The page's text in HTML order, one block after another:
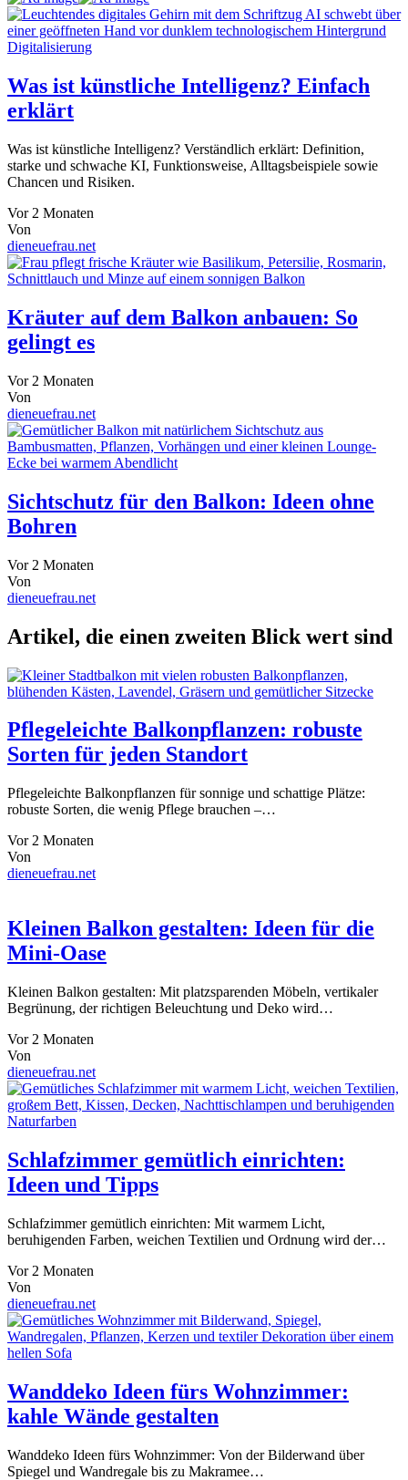
Digitalisierung
Was ist künstliche Intelligenz? Einfach
erklärt
Was ist künstliche Intelligenz? Verständlich erklärt: Definition,
starke und schwache KI, Funktionsweise, Alltagsbeispiele sowie
Chancen und Risiken.
Vor 2 Monaten
Von
dieneuefrau.net
Kräuter auf dem Balkon anbauen: So
gelingt es
Vor 2 Monaten
Von
dieneuefrau.net
Sichtschutz für den Balkon: Ideen ohne
Bohren
Vor 2 Monaten
Von
dieneuefrau.net
Artikel, die einen zweiten Blick wert sind
Pflegeleichte Balkonpflanzen: robuste
Sorten für jeden Standort
Pflegeleichte Balkonpflanzen für sonnige und schattige Plätze:
robuste Sorten, die wenig Pflege brauchen –…
Vor 2 Monaten
Von
dieneuefrau.net
Kleinen Balkon gestalten: Ideen für die
Mini-Oase
Kleinen Balkon gestalten: Mit platzsparenden Möbeln, vertikaler
Begrünung, der richtigen Beleuchtung und Deko wird…
Vor 2 Monaten
Von
dieneuefrau.net
Schlafzimmer gemütlich einrichten:
Ideen und Tipps
Schlafzimmer gemütlich einrichten: Mit warmem Licht,
beruhigenden Farben, weichen Textilien und Ordnung wird der…
Vor 2 Monaten
Von
dieneuefrau.net
Wanddeko Ideen fürs Wohnzimmer:
kahle Wände gestalten
Wanddeko Ideen fürs Wohnzimmer: Von der Bilderwand über
Spiegel und Wandregale bis zu Makramee…